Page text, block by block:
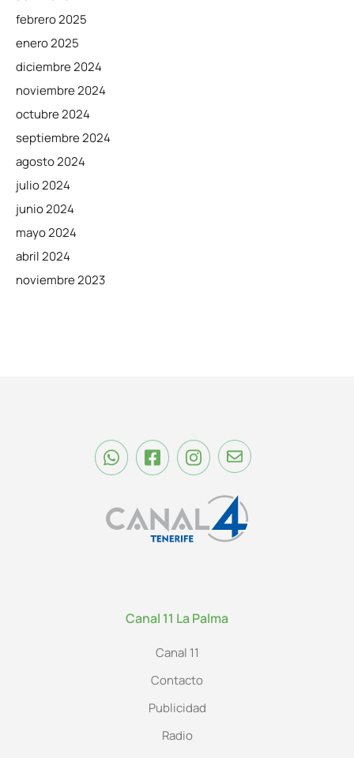
febrero 2025
enero 2025
diciembre 2024
noviembre 2024
octubre 2024
septiembre 2024
agosto 2024
julio 2024
junio 2024
mayo 2024
abril 2024
noviembre 2023
Canal 11 La Palma
Canal 11
Contacto
Publicidad
Radio